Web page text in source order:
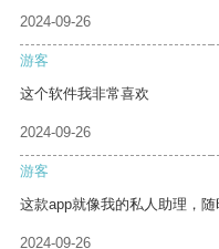
2024-09-26
游客
这个软件我非常喜欢
2024-09-26
游客
这款app就像我的私人助理，随
2024-09-26